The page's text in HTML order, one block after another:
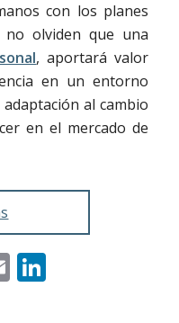
con los planes
no olviden que una
, aportará valor
en un entorno
al cambio
en el mercado de
EmailLinkedIn